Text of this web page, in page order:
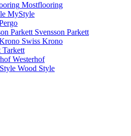
Mostflooring
MyStyle
Svensson Parkett
Swiss Krono
Tarkett
Westerhof
Wood Style